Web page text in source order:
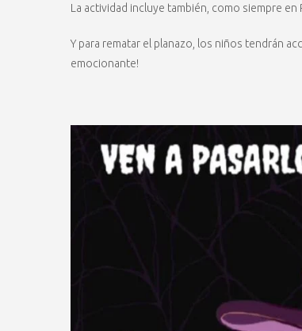
La actividad incluye también, como siempre en
Y para rematar el planazo, los niños tendrán
emocionante!